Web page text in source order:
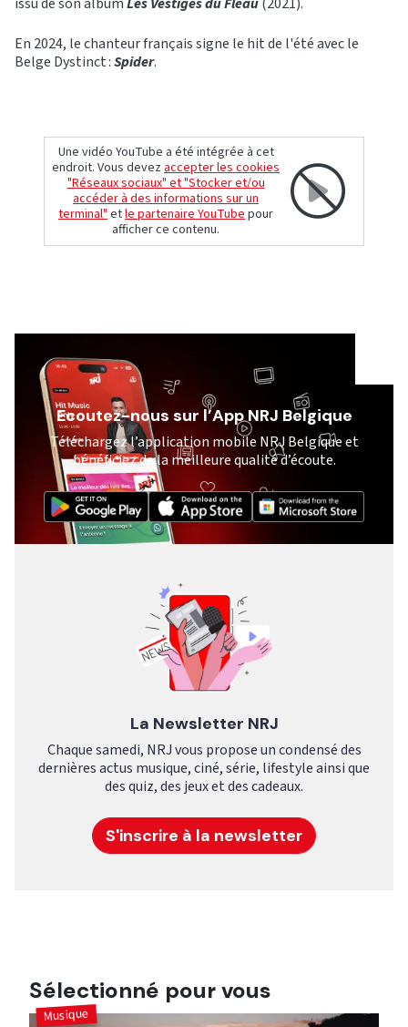
En 2024, le chanteur français signe le hit de l'été avec le
Belge Dystinct :Spider.
Une vidéo YouTube a été intégrée à cet
endroit. Vous devez accepter les cookies
"Réseaux sociaux" et "Stocker et/ou
accéder à des informations sur un
terminal" etle partenaire YouTube pour
afficher ce contenu.
Ecoutez-nous sur l’App NRJ Belgique
Téléchargez l’application mobile NRJ Belgique et
bénéficiez de la meilleure qualité d’écoute.
La Newsletter NRJ
Chaque samedi, NRJ vous propose un condensé des
dernières actus musique, ciné, série, lifestyle ainsi que
des quiz, des jeux et des cadeaux.
S'inscrire à la newsletter
Sélectionné pour vous
Musique